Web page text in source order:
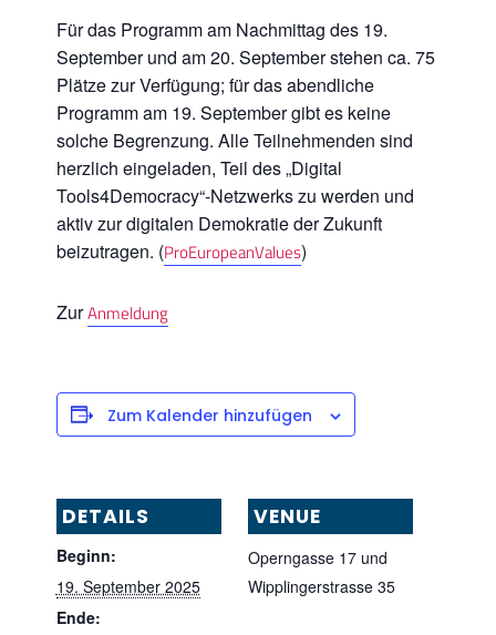
Für das Programm am Nachmittag des 19.
September und am 20. September stehen ca. 75
Plätze zur Verfügung; für das abendliche
Programm am 19. September gibt es keine
solche Begrenzung. Alle Teilnehmenden sind
herzlich eingeladen, Teil des „Digital
Tools4Democracy“-Netzwerks zu werden und
aktiv zur digitalen Demokratie der Zukunft
beizutragen. (ProEuropeanValues)
ZurAnmeldung
Zum Kalender hinzufügen
DETAILS
Beginn:
19. September 2025
Ende:
VENUE
Operngasse 17 und
Wipplingerstrasse 35